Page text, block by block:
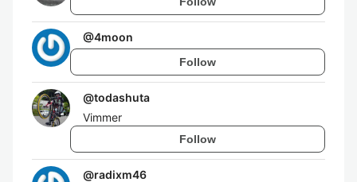
@4moon
Follow
@todashuta
Vimmer
Follow
@radixm46